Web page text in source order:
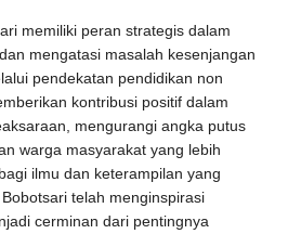
memiliki peran strategis dalam
mengatasi masalah kesenjangan
pendekatan pendidikan non
kontribusi positif dalam
mengurangi angka putus
warga masyarakat yang lebih
ilmu dan keterampilan yang
telah menginspirasi
cerminan dari pentingnya